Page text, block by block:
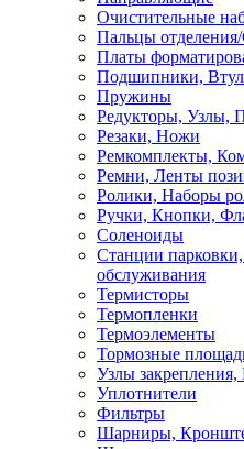
Очистительные
Пальцы
Платы
Подшипники,
Пружины
Редукторы, Узлы,
Резаки, Ножи
Ремкомплекты,
Ремни, Ленты
Ролики, Наборы
Ручки, Кнопки,
Соленоиды
Станции
обслуживания
Термисторы
Термопленки
Термоэлементы
Тормозные
Узлы
Уплотнители
Фильтры
Шарниры,